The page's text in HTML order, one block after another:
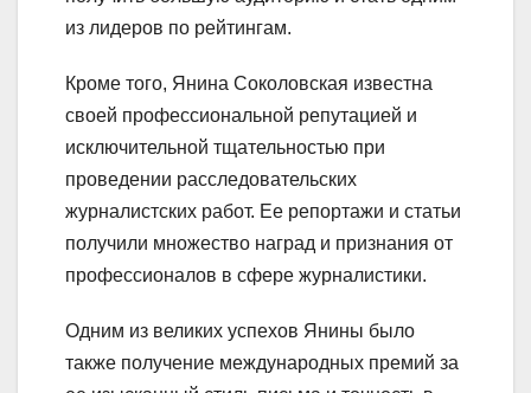
из лидеров по рейтингам.
Кроме того, Янина Соколовская известна
своей профессиональной репутацией и
исключительной тщательностью при
проведении расследовательских
журналистских работ. Ее репортажи и статьи
получили множество наград и признания от
профессионалов в сфере журналистики.
Одним из великих успехов Янины было
также получение международных премий за